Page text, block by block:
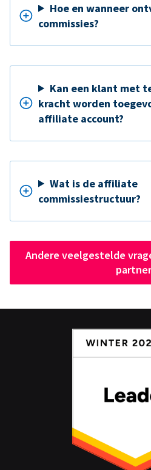
Hoe en wanneer
commissies?
Kan een klant met
kracht worden
affiliate account?
Wat is de affiliate
commissiestructuur?
Andere veelgestelde